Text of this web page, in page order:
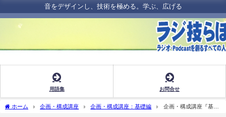
音をデザインし、技術を極める。学ぶ、広げる
用語集 お問合せ
ホーム 企画・構成講座 企画・構成講座：基礎編
企画・構成講座『基礎